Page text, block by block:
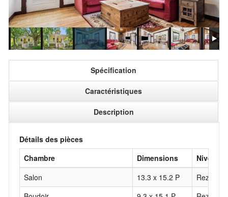
Spécification
Caractéristiques
Description
Détails des pièces
Chambre
Dimensions
Niveau
Salon
13.3 x 15.2 P
Rez-de-